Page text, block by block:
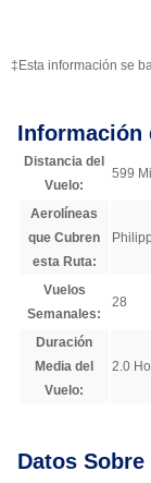
‡Esta información se
Información
Distancia del
Vuelo:
599
Aerolíneas
que Cubren
esta Ruta:
Vuelos
Semanales:
28
Duración
Media del
Vuelo:
2.0
Datos